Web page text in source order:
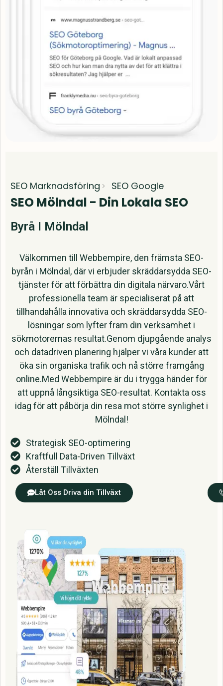
SEO Marknadsföring SEO Google
SEO Mölndal - Din Lokala SEO
Byrå I Mölndal
Välkommen till Webbempire, den främsta SEO-
byrån i Mölndal, där vi erbjuder skräddarsydda SEO-
tjänster för att förbättra din digitala närvaro.Vårt
professionella team är specialiserat på att
tillhandahålla innovativa och skräddarsydda SEO-
lösningar som lyfter fram din verksamhet i
sökmotorernas resultat.Genom djupgående analys
och datadriven planering hjälper vi våra kunder att
öka sin organiska trafik och nå större framgång
online.Med Webbempire är du i trygga händer för
att uppnå långsiktiga SEO-resultat. Kontakta oss
idag för att påbörja din resa mot större synlighet i
Mölndal!
Strategisk SEO-optimering
Kraftfull Data-Driven Tillväxt
Återställ Tillväxten
Låt Oss Driva din Tillväxt